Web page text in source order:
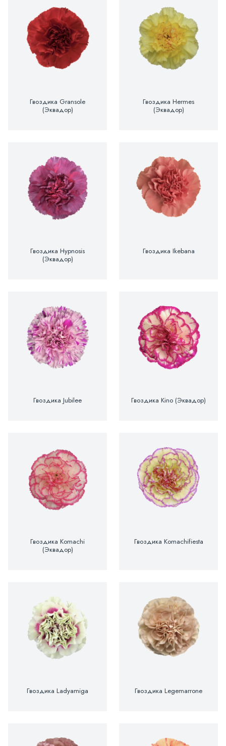
Гвоздика Gransole
(Эквадор)
Гвоздика Hermes
(Эквадор)
Гвоздика Hypnosis
(Эквадор)
Гвоздика Ikebana
Гвоздика Jubilee Гвоздика Kino (Эквадор)
Гвоздика Komachi
(Эквадор)
Гвоздика Komachifiesta
Гвоздика Ladyamiga Гвоздика Legemarrone